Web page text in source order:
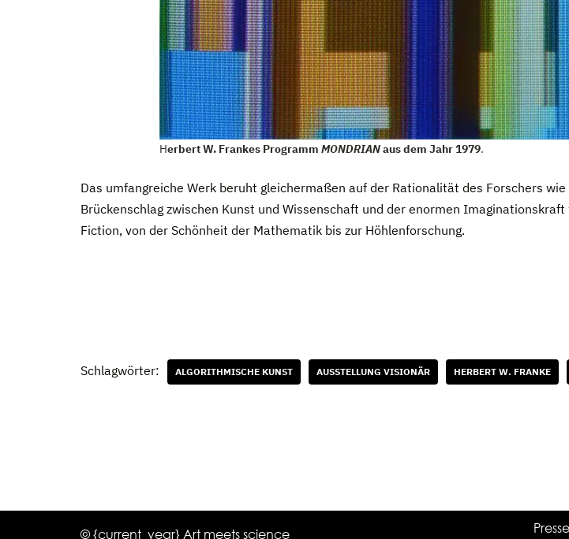
Herbert W. Frankes Programm MONDRIANaus dem Jahr 1979.
Das umfangreiche Werk beruht gleichermaßen auf der Rationalität des Forschers
Brückenschlag zwischen Kunst und Wissenschaft und der enormen
Fiction, von der Schönheit der Mathematik bis zur Höhlenforschung.
Schlagwörter: ALGORITHMISCHE KUNST AUSSTELLUNG VISIONÄR HERBERT W. FRANKE
© {current_year} Art meets science